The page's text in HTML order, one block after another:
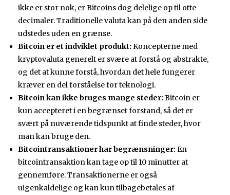
ikke er stor nok, er Bitcoins dog delelige op til otte
decimaler. Traditionelle valuta kan på den anden side
udstedes uden en grænse.
Bitcoin er et indviklet produkt: Koncepterne med
kryptovaluta generelt er svære at forstå og abstrakte,
og det at kunne forstå, hvordan det hele fungerer
kræver en del forståelse for teknologi.
Bitcoin kan ikke bruges mange steder: Bitcoin er
kun accepteret i en begrænset forstand, så det er
svært på nuværende tidspunkt at finde steder, hvor
man kan bruge den.
Bitcointransaktioner har begrænsninger: En
bitcointransaktion kan tage op til 10 minutter at
gennemføre. Transaktionerne er også
uigenkaldelige og kan kun tilbagebetales af